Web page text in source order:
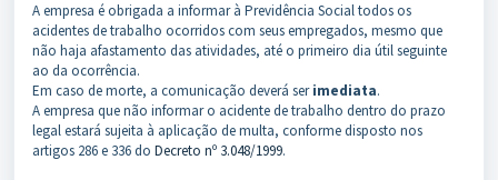
A empresa é obrigada a informar à Previdência Social todos os
acidentes de trabalho ocorridos com seus empregados, mesmo que
não haja afastamento das atividades, até o primeiro dia útil seguinte
ao da ocorrência.
Em caso de morte, a comunicação deverá serimediata.
A empresa que não informar o acidente de trabalho dentro do prazo
legal estará sujeita à aplicação de multa, conforme disposto nos
artigos 286 e 336 do Decreto nº 3.048/1999.